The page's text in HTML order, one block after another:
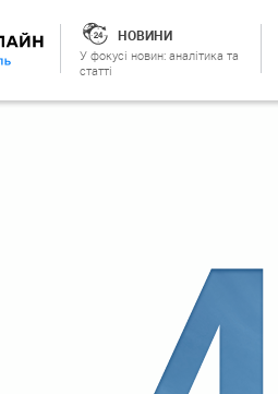
НОВИНИ
У фокусі новин: аналітика та
статті